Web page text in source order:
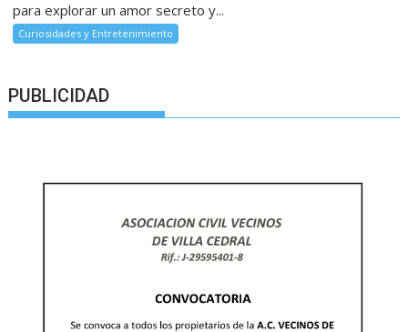
para explorar un amor secreto y...
Curiosidades y Entretenimiento
PUBLICIDAD